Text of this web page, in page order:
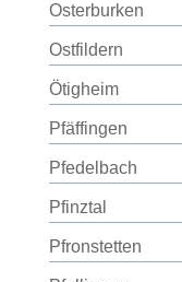
Osterburken
Ostfildern
Ötigheim
Pfäffingen
Pfedelbach
Pfinztal
Pfronstetten